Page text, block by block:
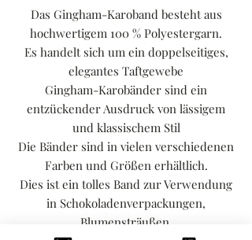
Das Gingham-Karoband besteht aus
hochwertigem 100 % Polyestergarn.
Es handelt sich um ein doppelseitiges,
elegantes Taftgewebe
Gingham-Karobänder sind ein
entzückender Ausdruck von lässigem
und klassischem Stil
Die Bänder sind in vielen verschiedenen
Farben und Größen erhältlich.
Dies ist ein tolles Band zur Verwendung
in Schokoladenverpackungen,
Blumensträußen,